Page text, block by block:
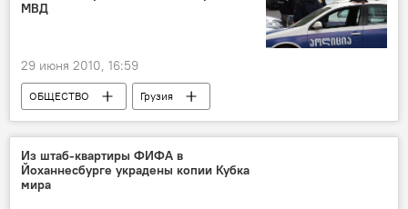
МВД
29 июня 2010, 16:59
ОБЩЕСТВО
Грузия
ПРОИСШЕСТВИЯ
НОВОСТИ
Из штаб-квартиры ФИФА в
Йоханнесбурге украдены копии Кубка
мира